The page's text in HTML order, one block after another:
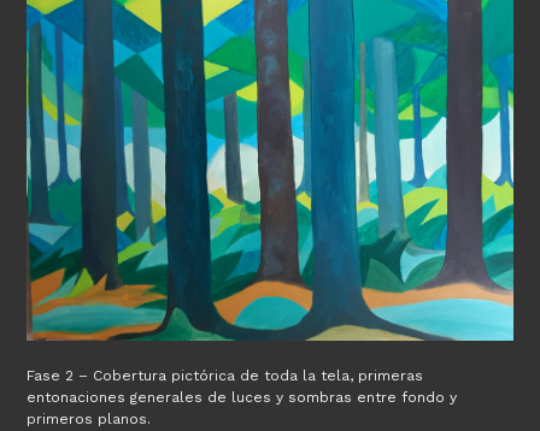
Fase 2 – Cobertura pictórica de toda la tela, primeras
entonaciones generales de luces y sombras entre fondo y
primeros planos.